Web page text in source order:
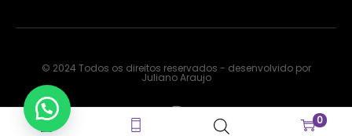
0
© 2024 Todos os direitos reservados - desenvolvido por
Juliano Araujo